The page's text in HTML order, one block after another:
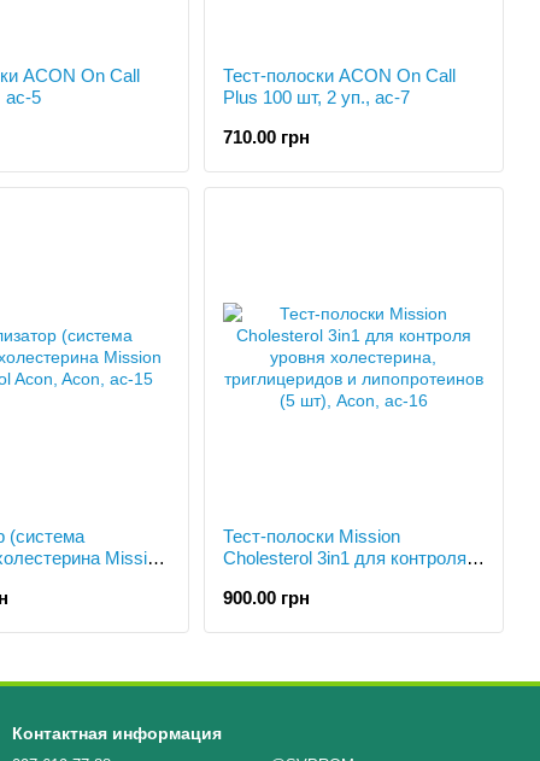
ACON On Call
ac-5
Тест-полоски ACON On Call
Plus 100 шт, 2 уп., ac-7
710.00 грн
(система
Mission
Тест-полоски Mission
Cholesterol 3in1 для контроля
триглицеридов и
900.00 грн
Контактная информация